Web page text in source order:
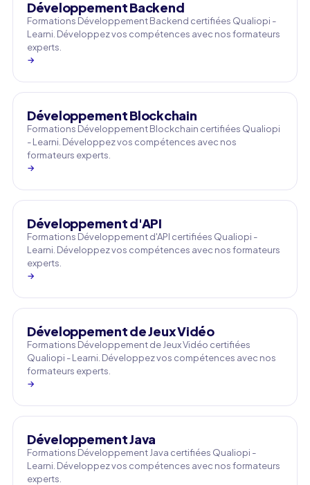
Développement Backend
Formations Développement Backend certifiées Qualiopi -
Learni. Développez vos compétences avec nos formateurs
experts.
→
Développement Blockchain
Formations Développement Blockchain certifiées Qualiopi
- Learni. Développez vos compétences avec nos
formateurs experts.
→
Développement d'API
Formations Développement d'API certifiées Qualiopi -
Learni. Développez vos compétences avec nos formateurs
experts.
→
Développement de Jeux Vidéo
Formations Développement de Jeux Vidéo certifiées
Qualiopi - Learni. Développez vos compétences avec nos
formateurs experts.
→
Développement Java
Formations Développement Java certifiées Qualiopi -
Learni. Développez vos compétences avec nos formateurs
experts.